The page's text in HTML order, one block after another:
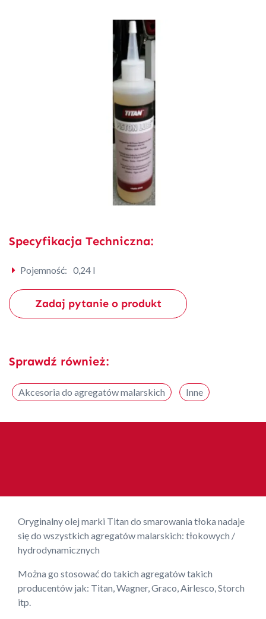
Specyfikacja Techniczna:
Pojemność: 0,24 l
Zadaj pytanie o produkt
Sprawdź również:
Akcesoria do agregatów malarskich Inne
Oryginalny olej marki Titan do smarowania tłoka nadaje
się do wszystkich agregatów malarskich: tłokowych /
hydrodynamicznych
Można go stosować do takich agregatów takich
producentów jak: Titan, Wagner, Graco, Airlesco, Storch
itp.